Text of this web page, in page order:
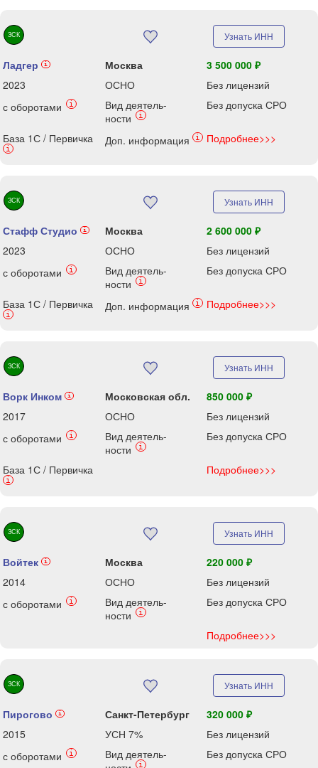
ЗСК Узнать ИНН
Ладгер i Москва
3 500 000 ₽
2023
ОСНО
Без лицензий
с оборотами
i
Вид деятель-
ности
i
Без допуска СРО
База 1С / Первичка
i
Доп. информация i Подробнее>>>
ЗСК Узнать ИНН
Стафф Студио i Москва
2 600 000 ₽
2023
ОСНО
Без лицензий
с оборотами
i
Вид деятель-
ности
i
Без допуска СРО
База 1С / Первичка
i
Доп. информация i Подробнее>>>
ЗСК Узнать ИНН
Ворк Инком i Московская обл.
850 000 ₽
2017
ОСНО
Без лицензий
с оборотами
i
Вид деятель-
ности
i
Без допуска СРО
База 1С / Первичка
i
Подробнее>>>
ЗСК Узнать ИНН
Войтек i Москва
220 000 ₽
2014
ОСНО
Без лицензий
с оборотами
i
Вид деятель-
ности
i
Без допуска СРО
Подробнее>>>
ЗСК Узнать ИНН
Пирогово i Санкт-Петербург
320 000 ₽
2015
УСН 7%
Без лицензий
с оборотами
i
Вид деятель-
i
Без допуска СРО